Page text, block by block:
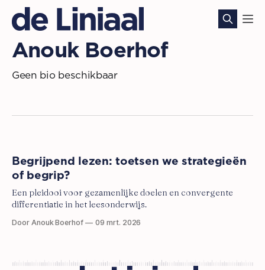
Anouk Boerhof
Geen bio beschikbaar
Begrijpend lezen: toetsen we strategieën
of begrip?
Een pleidooi voor gezamenlijke doelen en convergente
differentiatie in het leesonderwijs.
Door Anouk Boerhof 09 mrt. 2026